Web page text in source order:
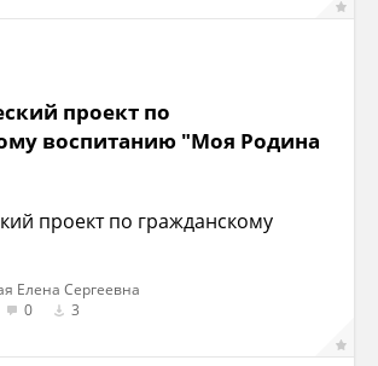
проект по
воспитанию "Моя Родина
проект по гражданскому
Елена Сергеевна
0 3